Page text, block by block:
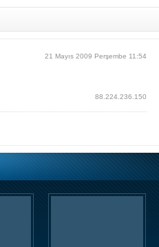
21 Mayıs 2009 Perşembe 11:54
88.224.236.150